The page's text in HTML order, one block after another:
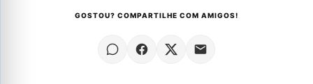
GOSTOU? COMPARTILHE COM AMIGOS!